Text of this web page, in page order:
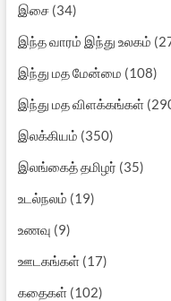
இசை(34)
இந்த வாரம் இந்து உலகம்
இந்து மத மேன்மை (108)
இந்து மத விளக்கங்கள்
இலக்கியம் (350)
இலங்கைத் தமிழர் (35)
உடல்நலம் (19)
உணவு (9)
ஊடகங்கள்(17)
கதைகள்(102)